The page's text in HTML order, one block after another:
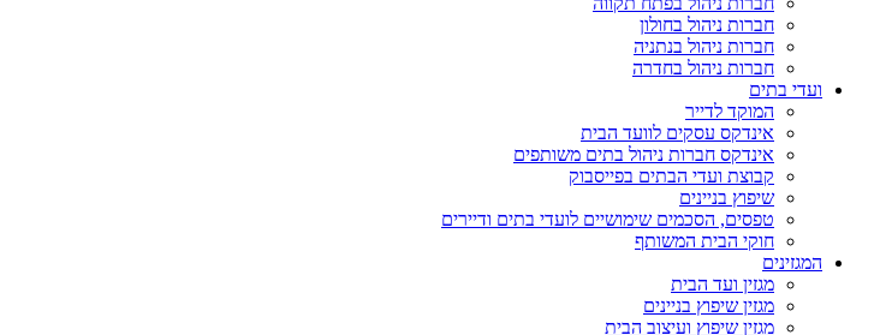
חברות ניהול בחולון
חברות ניהול בנתניה
חברות ניהול בחדרה
ועדי בתים
המוקד לדייר
אינדקס עסקים לוועד הבית
אינדקס חברות ניהול בתים משותפים
קבוצת ועדי הבתים בפייסבוק
שיפוץ בניינים
טפסים, הסכמים שימושיים לועדי בתים ודיירים
חוקי הבית המשותף
המגזינים
מגזין ועד הבית
מגזין שיפוץ בניינים
מגזין שיפוץ ועיצוב הבית